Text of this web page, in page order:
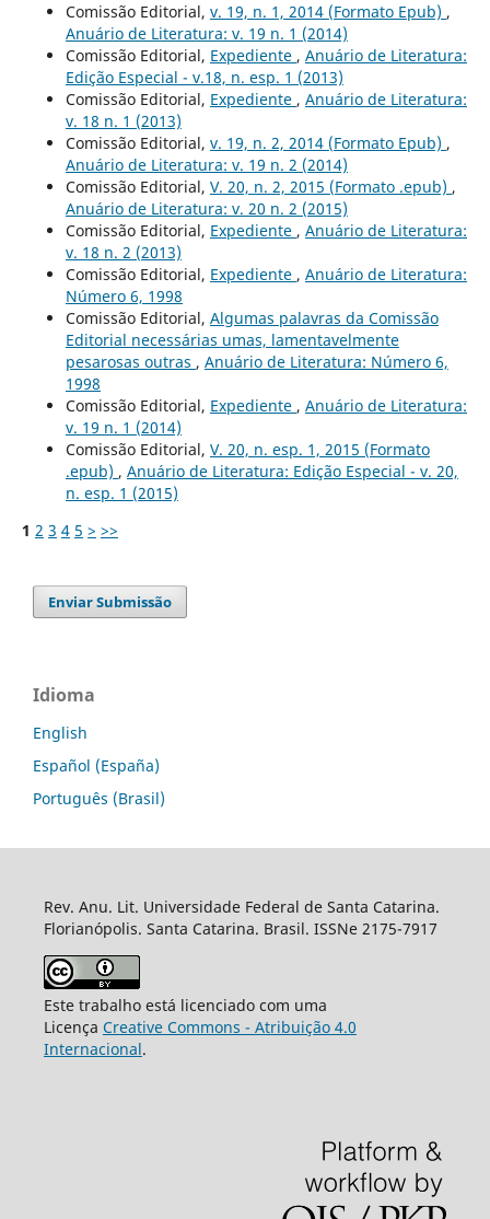
Comissão Editorial, v. 19, n. 1, 2014 (Formato Epub) ,
Anuário de Literatura: v. 19 n. 1 (2014)
Comissão Editorial, Expediente , Anuário de Literatura:
Edição Especial - v.18, n. esp. 1 (2013)
Comissão Editorial, Expediente , Anuário de Literatura:
v. 18 n. 1 (2013)
Comissão Editorial, v. 19, n. 2, 2014 (Formato Epub) ,
Anuário de Literatura: v. 19 n. 2 (2014)
Comissão Editorial, V. 20, n. 2, 2015 (Formato .epub) ,
Anuário de Literatura: v. 20 n. 2 (2015)
Comissão Editorial, Expediente , Anuário de Literatura:
v. 18 n. 2 (2013)
Comissão Editorial, Expediente , Anuário de Literatura:
Número 6, 1998
Comissão Editorial, Algumas palavras da Comissão
Editorial necessárias umas, lamentavelmente
pesarosas outras , Anuário de Literatura: Número 6,
1998
Comissão Editorial, Expediente , Anuário de Literatura:
v. 19 n. 1 (2014)
Comissão Editorial, V. 20, n. esp. 1, 2015 (Formato
.epub) , Anuário de Literatura: Edição Especial - v. 20,
n. esp. 1 (2015)
1 2 3 4 5 > >>
Enviar Submissão
Idioma
English
Español (España)
Português (Brasil)
Rev. Anu. Lit. Universidade Federal de Santa Catarina.
Florianópolis. Santa Catarina. Brasil. ISSNe 2175-7917
Este trabalho está licenciado com uma
Licença Creative Commons - Atribuição 4.0
Internacional.